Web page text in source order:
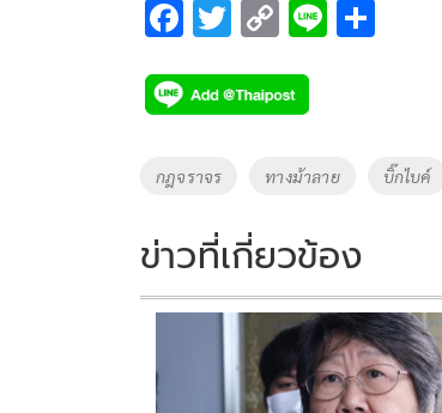
F
e
b
o
k
T
tt
er
C
p
y
Li
k
Li
Tags
กฎจราจร ทางม้าลาย บิ๊กไบค์
ข่าวที่เกี่ยวข้อง